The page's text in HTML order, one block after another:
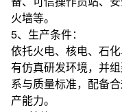
火墙等。
5、生产条件：
依托火电、核电、石
有仿真研发环境，并
系与质量标准，配备
产能力。